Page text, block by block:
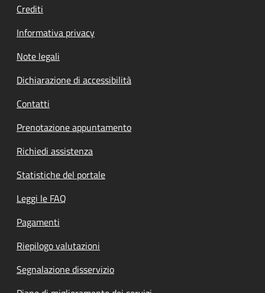
Crediti
Informativa privacy
Note legali
Dichiarazione di accessibilità
Contatti
Prenotazione appuntamento
Richiedi assistenza
Statistiche del portale
Leggi le FAQ
Pagamenti
Riepilogo valutazioni
Segnalazione disservizio